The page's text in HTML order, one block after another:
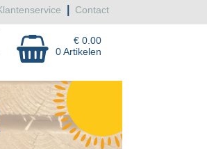
Contact
€ 0.00
0 Artikelen